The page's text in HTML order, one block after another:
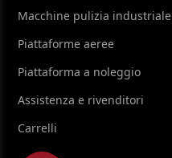
Macchine pulizia industriale
Piattaforme aeree
Piattaforma a noleggio
Assistenza e rivenditori
Carrelli